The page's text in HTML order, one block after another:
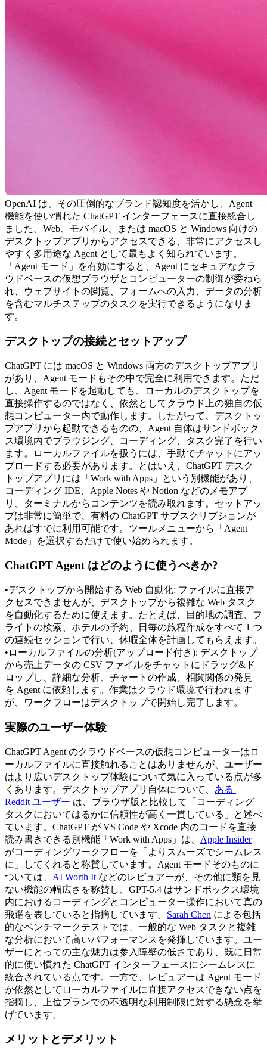
OpenAI は、その圧倒的なブランド認知度を活かし、Agent
機能を使い慣れた ChatGPT インターフェースに直接統合し
ました。Web、モバイル、または macOS と Windows 向けの
デスクトップアプリからアクセスできる、非常にアクセスし
やすく多用途な Agent として最もよく知られています。
「Agent モード」を有効にすると、Agent にセキュアなクラ
ウドベースの仮想ブラウザとコンピューターの制御が委ねら
れ、ウェブサイトの閲覧、フォームへの入力、データの分析
を含むマルチステップのタスクを実行できるようになりま
す。
デスクトップの接続とセットアップ
ChatGPT には macOS と Windows 両方のデスクトップアプリ
があり、Agent モードもその中で完全に利用できます。ただ
し、Agent モードを起動しても、ローカルのデスクトップを
直接操作するのではなく、依然としてクラウド上の独自の仮
想コンピューター内で動作します。したがって、デスクトッ
プアプリから起動できるものの、Agent 自体はサンドボック
ス環境内でブラウジング、コーディング、タスク完了を行い
ます。ローカルファイルを扱うには、手動でチャットにアッ
プロードする必要があります。とはいえ、ChatGPT デスク
トップアプリには「Work with Apps」という別機能があり、
コーディング IDE、Apple Notes や Notion などのメモアプ
リ、ターミナルからコンテンツを読み取れます。セットアッ
プは非常に簡単で、有料の ChatGPT サブスクリプションが
あればすでに利用可能です。ツールメニューから「Agent
Mode」を選択するだけで使い始められます。
ChatGPT Agent はどのように使うべきか?
•デスクトップから開始する Web 自動化: ファイルに直接ア
クセスできませんが、デスクトップから複雑な Web タスク
を自動化するために使えます。たとえば、目的地の調査、フ
ライトの検索、ホテルの予約、日毎の旅程作成をすべて 1 つ
の連続セッションで行い、休暇全体を計画してもらえます。
• ローカルファイルの分析(アップロード付き): デスクトップ
から売上データの CSV ファイルをチャットにドラッグ&ド
ロップし、詳細な分析、チャートの作成、相関関係の発見
を Agent に依頼します。作業はクラウド環境で行われます
が、ワークフローはデスクトップで開始し完了します。
実際のユーザー体験
ChatGPT Agent のクラウドベースの仮想コンピューターはロ
ーカルファイルに直接触れることはありませんが、ユーザー
はより広いデスクトップ体験について気に入っている点が多
くあります。デスクトップアプリ自体について、 ある
Reddit ユーザー は、ブラウザ版と比較して「コーディング
タスクにおいてはるかに信頼性が高く一貫している」と述べ
ています。ChatGPT が VS Code や Xcode 内のコードを直接
読み書きできる別機能「Work with Apps」は、 Apple Insider
がコーディングワークフローを「よりスムーズでシームレス
に」してくれると称賛しています。Agent モードそのものに
ついては、 AI Worth It などのレビュアーが、その他に類を見
ない機能の幅広さを称賛し、GPT-5.4 はサンドボックス環境
内におけるコーディングとコンピューター操作において真の
飛躍を表していると指摘しています。 Sarah Chen による包括
的なベンチマークテストでは、一般的な Web タスクと複雑
な分析において高いパフォーマンスを発揮しています。ユー
ザーにとっての主な魅力は参入障壁の低さであり、既に日常
的に使い慣れた ChatGPT インターフェースにシームレスに
統合されている点です。一方で、レビュアーは Agent モード
が依然としてローカルファイルに直接アクセスできない点を
指摘し、上位プランでの不透明な利用制限に対する懸念を挙
げています。
メリットとデメリット